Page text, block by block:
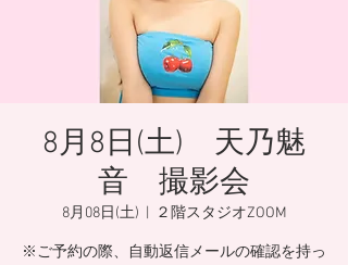
8月8日(土) 天乃魅
音 撮影会
8月08日(土) ２階スタジオZOOM
※ご予約の際、自動返信メールの確認を持っ